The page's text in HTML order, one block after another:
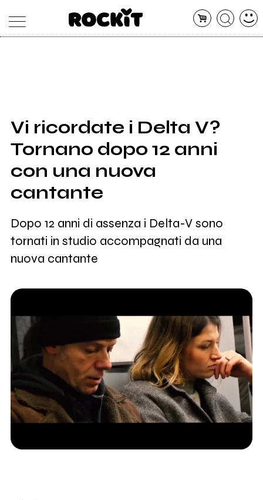
SHOP
RADIO
Vi ricordate i Delta V?
Tornano dopo 12 anni
con una nuova
cantante
Dopo 12 anni di assenza i Delta-V sono
tornati in studio accompagnati da una
nuova cantante